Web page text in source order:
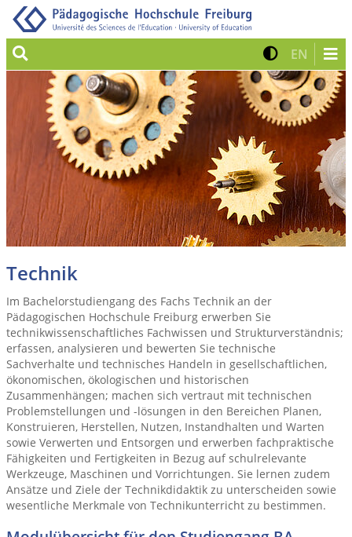
Suche Kontrast
EN Zur
Technik
Im Bachelorstudiengang des Fachs Technik an der
Pädagogischen Hochschule Freiburg erwerben Sie
technikwissenschaftliches Fachwissen und Strukturverständnis;
erfassen, analysieren und bewerten Sie technische
Sachverhalte und technisches Handeln in gesellschaftlichen,
ökonomischen, ökologischen und historischen
Zusammenhängen; machen sich vertraut mit technischen
Problemstellungen und -lösungen in den Bereichen Planen,
Konstruieren, Herstellen, Nutzen, Instandhalten und Warten
sowie Verwerten und Entsorgen und erwerben fachpraktische
Fähigkeiten und Fertigkeiten in Bezug auf schulrelevante
Werkzeuge, Maschinen und Vorrichtungen. Sie lernen zudem
Ansätze und Ziele der Technikdidaktik zu unterscheiden sowie
wesentliche Merkmale von Technikunterricht zu bestimmen.